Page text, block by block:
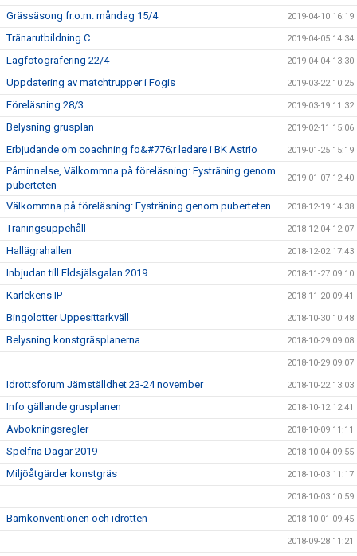
Grässäsong fr.o.m. måndag 15/4 2019-04-10 16:19
Tränarutbildning C 2019-04-05 14:34
Lagfotografering 22/4 2019-04-04 13:30
Uppdatering av matchtrupper i Fogis 2019-03-22 10:25
Föreläsning 28/3 2019-03-19 11:32
Belysning grusplan 2019-02-11 15:06
Erbjudande om coachning fo&#776;r ledare i BK Astrio 2019-01-25 15:19
Påminnelse, Välkommna på föreläsning: Fysträning genom
puberteten
2019-01-07 12:40
Välkommna på föreläsning: Fysträning genom puberteten 2018-12-19 14:38
Träningsuppehåll 2018-12-04 12:07
Hallägrahallen 2018-12-02 17:43
Inbjudan till Eldsjälsgalan 2019 2018-11-27 09:10
Kärlekens IP 2018-11-20 09:41
Bingolotter Uppesittarkväll 2018-10-30 10:48
Belysning konstgräsplanerna 2018-10-29 09:08
2018-10-29 09:07
Idrottsforum Jämställdhet 23-24 november 2018-10-22 13:03
Info gällande grusplanen 2018-10-12 12:41
Avbokningsregler 2018-10-09 11:11
Spelfria Dagar 2019 2018-10-04 09:55
Miljöåtgärder konstgräs 2018-10-03 11:17
2018-10-03 10:59
Barnkonventionen och idrotten 2018-10-01 09:45
2018-09-28 11:21